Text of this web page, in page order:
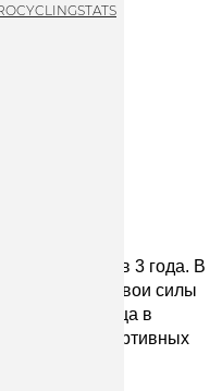
села почти в 3 года. В
свои силы
школьница в
спортивных